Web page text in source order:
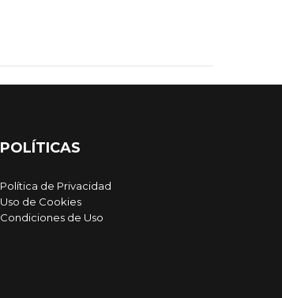
POLÍTICAS
Política de Privacidad
Uso de Cookies
Condiciones de Uso